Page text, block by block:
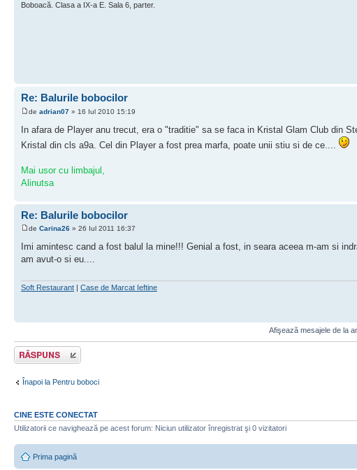
Boboacă. Clasa a IX-a E. Sala 6, parter.
Re: Balurile bobocilor
de adrian07 » 16 Iul 2010 15:19
In afara de Player anu trecut, era o "traditie" sa se faca in Kristal Glam Club din
Kristal din cls a9a. Cel din Player a fost prea marfa, poate unii stiu si de ce....
Mai usor cu limbajul,
Alinutsa
Re: Balurile bobocilor
de Carina26 » 26 Iul 2011 16:37
Imi amintesc cand a fost balul la mine!!! Genial a fost, in seara aceea m-am si
am avut-o si eu....
Soft Restaurant | Case de Marcat Ieftine
Afişează mesajele de la
Scrie un răspuns
Înapoi la Pentru boboci
CINE ESTE CONECTAT
Utilizatorii ce navighează pe acest forum: Niciun utilizator înregistrat şi 0 vizitatori
Prima pagină